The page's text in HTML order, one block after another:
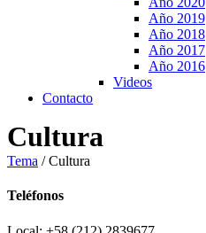
Año 2019
Año 2018
Año 2017
Año 2016
Videos
Contacto
Cultura
Tema /Cultura
Teléfonos